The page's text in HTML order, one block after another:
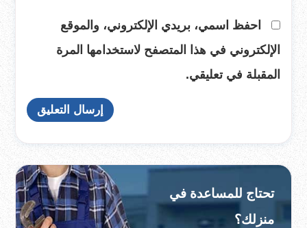
احفظ اسمي، بريدي الإلكتروني، والموقع
الإلكتروني في هذا المتصفح لاستخدامها المرة
المقبلة في تعليقي.
تحتاج للمساعدة في
منزلك؟